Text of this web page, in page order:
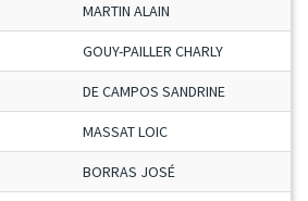
MARTIN ALAIN
GOUY-PAILLER CHARLY
DE CAMPOS SANDRINE
MASSAT LOIC
BORRAS JOSÉ